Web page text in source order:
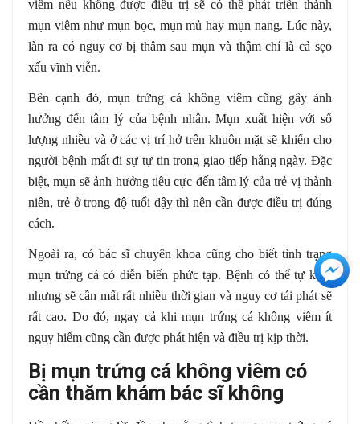
viêm nếu không được điều trị sẽ có thể phát triển thành
mụn viêm như mụn bọc, mụn mủ hay mụn nang. Lúc này,
làn ra có nguy cơ bị thâm sau mụn và thậm chí là cả sẹo
xấu vĩnh viễn.
Bên cạnh đó, mụn trứng cá không viêm cũng gây ảnh
hưởng đến tâm lý của bệnh nhân. Mụn xuất hiện với số
lượng nhiều và ở các vị trí hở trên khuôn mặt sẽ khiến cho
người bệnh mất đi sự tự tin trong giao tiếp hằng ngày. Đặc
biệt, mụn sẽ ảnh hưởng tiêu cực đến tâm lý của trẻ vị thành
niên, trẻ ở trong độ tuổi dậy thì nên cần được điều trị đúng
cách.
Ngoài ra, có bác sĩ chuyên khoa cũng cho biết tình trạng
mụn trứng cá có diễn biến phức tạp. Bệnh có thể tự khỏi
nhưng sẽ cần mất rất nhiều thời gian và nguy cơ tái phát sẽ
rất cao. Do đó, ngay cả khi mụn trứng cá không viêm ít
nguy hiểm cũng cần được phát hiện và điều trị kịp thời.
Bị mụn trứng cá không viêm có
cần thăm khám bác sĩ không
+3